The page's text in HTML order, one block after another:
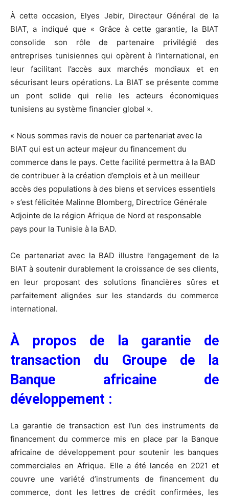
À cette occasion, Elyes Jebir, Directeur Général de la
BIAT, a indiqué que « Grâce à cette garantie, la BIAT
consolide son rôle de partenaire privilégié des
entreprises tunisiennes qui opèrent à l’international, en
leur facilitant l’accès aux marchés mondiaux et en
sécurisant leurs opérations. La BIAT se présente comme
un pont solide qui relie les acteurs économiques
tunisiens au système financier global ».
« Nous sommes ravis de nouer ce partenariat avec la
BIAT qui est un acteur majeur du financement du
commerce dans le pays. Cette facilité permettra à la BAD
de contribuer à la création d’emplois et à un meilleur
accès des populations à des biens et services essentiels
» s’est félicitée Malinne Blomberg, Directrice Générale
Adjointe de la région Afrique de Nord et responsable
pays pour la Tunisie à la BAD.
Ce partenariat avec la BAD illustre l’engagement de la
BIAT à soutenir durablement la croissance de ses clients,
en leur proposant des solutions financières sûres et
parfaitement alignées sur les standards du commerce
international.
À propos de la garantie de
transaction du Groupe de la
Banque africaine de
développement :
La garantie de transaction est l’un des instruments de
financement du commerce mis en place par la Banque
africaine de développement pour soutenir les banques
commerciales en Afrique. Elle a été lancée en 2021 et
couvre une variété d’instruments de financement du
commerce, dont les lettres de crédit confirmées, les